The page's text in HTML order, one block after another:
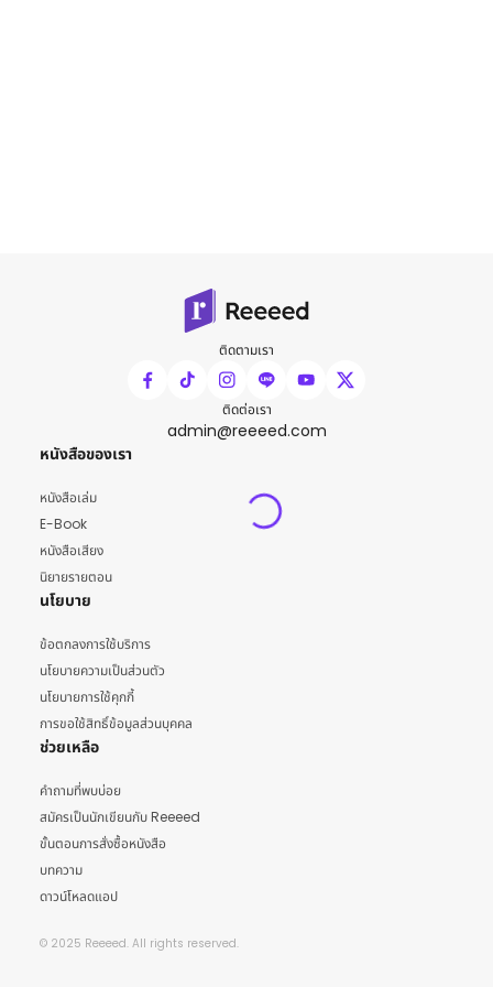
ติดตามเรา
ติดต่อเรา
admin@reeeed.com
หนังสือของเรา
หนังสือเล่ม
E-Book
หนังสือเสียง
นิยายรายตอน
นโยบาย
ข้อตกลงการใช้บริการ
นโยบายความเป็นส่วนตัว
นโยบายการใช้คุกกี้
การขอใช้สิทธิ์ข้อมูลส่วนบุคคล
ช่วยเหลือ
คำถามที่พบบ่อย
สมัครเป็นนักเขียนกับ Reeeed
ขั้นตอนการสั่งซื้อหนังสือ
บทความ
ดาวน์โหลดแอป
© 2025 Reeeed. All rights reserved.